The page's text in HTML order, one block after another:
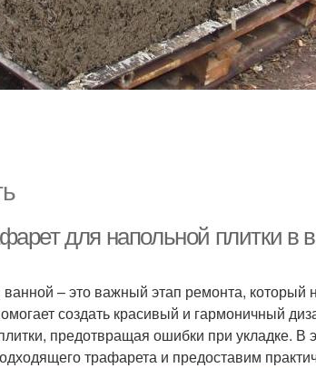
для напольной плитки в
– это важный этап ремонта, который
создать красивый и гармоничный
предотвращая ошибки при укладке. В
трафарета и предоставим